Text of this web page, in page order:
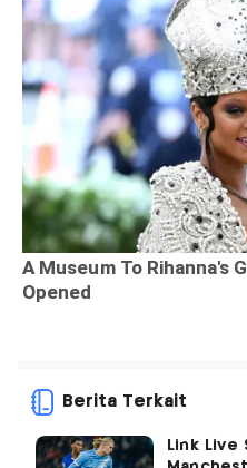
Berita Terkait
Link Live